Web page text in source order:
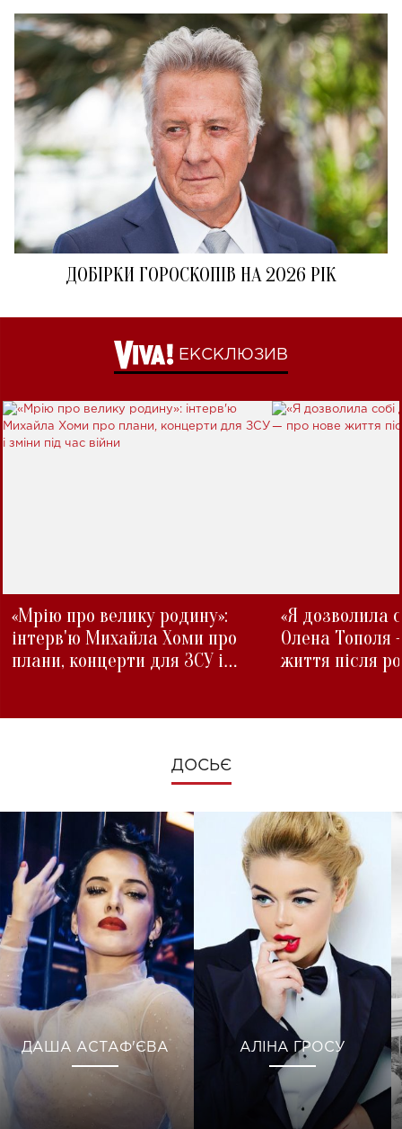
ДОБІРКИ ГОРОСКОПІВ НА 2026 РІК
ЕКСКЛЮЗИВ
«Мрію про велику родину»:
інтерв'ю Михайла Хоми про
плани, концерти для ЗСУ і
«Я дозволила
Олена Тополя
життя після
ДОСЬЄ
ДАША АСТАФ'ЄВА АЛІНА ГРОСУ